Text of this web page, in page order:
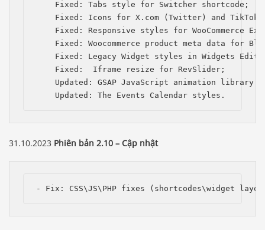
    Fixed: Tabs style for Switcher shortcode;
    Fixed: Icons for Х.com (Twitter) and TikTok;
Fixed: Responsive styles for WooCommerce
Fixed: Woocommerce product meta data for
Fixed: Legacy Widget styles in Widgets
    Fixed:  Iframe resize for RevSlider;
Updated: GSAP JavaScript animation library
    Updated: The Events Calendar styles.
31.10.2023 Phiên bản 2.10 – Cập nhật
- Fix: CSS\JS\PHP fixes (shortcodes\widget